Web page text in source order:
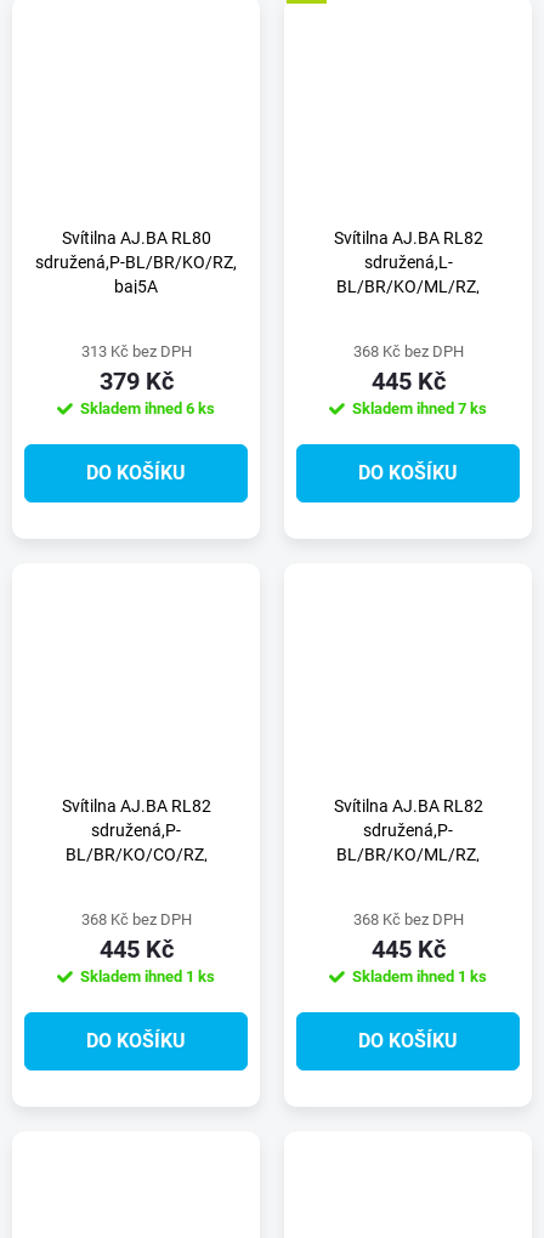
Svítilna AJ.BA RL80
sdružená,P-BL/BR/KO/RZ,
baj5A
313 Kč bez DPH
379 Kč
Skladem ihned 6 ks
DO KOŠÍKU
Svítilna AJ.BA RL82
sdružená,L-
BL/BR/KO/ML/RZ,
368 Kč bez DPH
445 Kč
Skladem ihned 7 ks
DO KOŠÍKU
Svítilna AJ.BA RL82
sdružená,P-
BL/BR/KO/CO/RZ,
368 Kč bez DPH
445 Kč
Skladem ihned 1 ks
DO KOŠÍKU
Svítilna AJ.BA RL82
sdružená,P-
BL/BR/KO/ML/RZ,
368 Kč bez DPH
445 Kč
Skladem ihned 1 ks
DO KOŠÍKU